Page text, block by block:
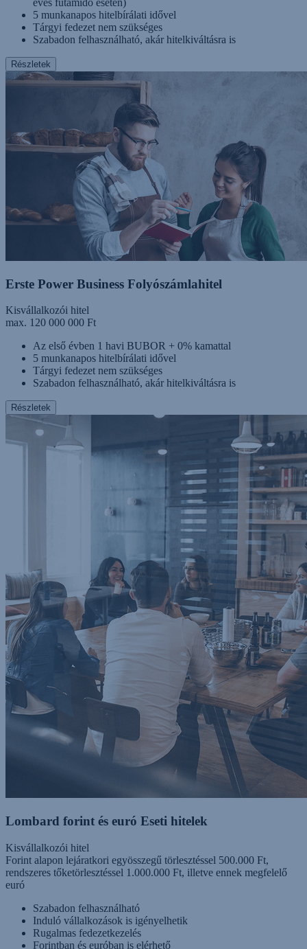
éves futamidő esetén)
5 munkanapos hitelbírálati idővel
Tárgyi fedezet nem szükséges
Szabadon felhasználható, akár hitelkiváltásra is
Részletek
Erste Power Business Folyószámlahitel
Kisvállalkozói hitel
max. 120 000 000 Ft
Az első évben 1 havi BUBOR + 0% kamattal
5 munkanapos hitelbírálati idővel
Tárgyi fedezet nem szükséges
Szabadon felhasználható, akár hitelkiváltásra is
Részletek
Lombard forint és euró Eseti hitelek
Kisvállalkozói hitel
Forint alapon lejáratkori egyösszegű törlesztéssel 500.000 Ft,
rendszeres tőketörlesztéssel 1.000.000 Ft, illetve ennek megfelelő
euró
Szabadon felhasználható
Induló vállalkozások is igényelhetik
Rugalmas fedezetkezelés
Forintban és euróban is elérhető